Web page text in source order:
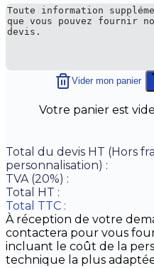
Vider mon panier
Votre panier est
Total du devis HT (Hors
personnalisation) :
TVA (20%) :
Total HT :
Total TTC :
À réception de votre
contactera pour vous
incluant le coût de la
technique la plus